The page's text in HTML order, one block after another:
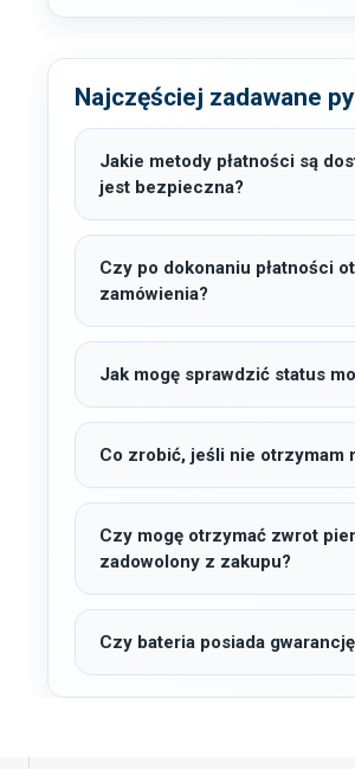
Najczęściej zadawane
Jakie metody płatności są
jest bezpieczna?
Czy po dokonaniu płatności
zamówienia?
Jak mogę sprawdzić status
Co zrobić, jeśli nie otrzymam
Czy mogę otrzymać zwrot
zadowolony z zakupu?
Czy bateria posiada